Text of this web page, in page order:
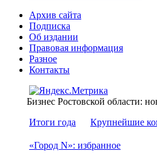
Архив сайта
Подписка
Об издании
Правовая информация
Разное
Контакты
Бизнес Ростовской области:
Итоги года
Крупнейшие
«Город N»: избранное